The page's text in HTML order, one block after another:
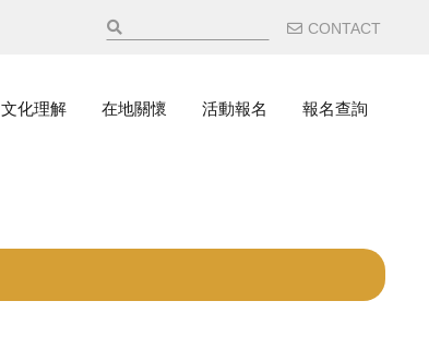
輔助選
CONTACT
文化理解 在地關懷 活動報名 報名查詢